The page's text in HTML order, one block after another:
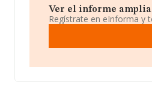
Ver el informe
Regístrate en eInforma y